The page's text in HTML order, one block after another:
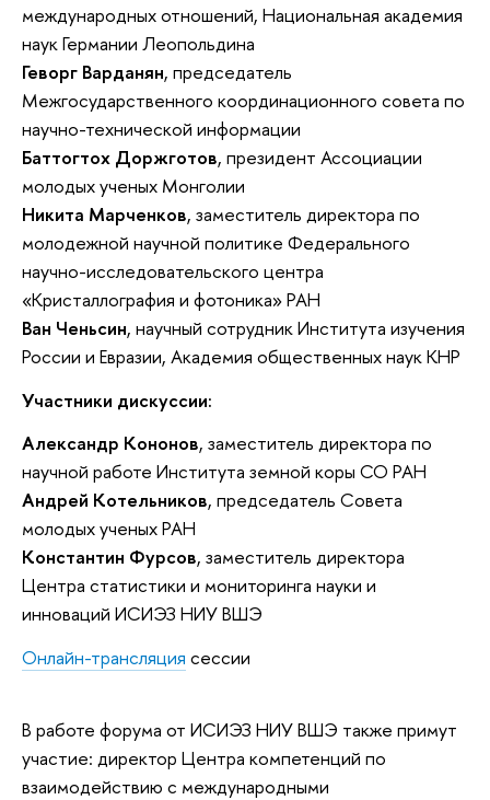
международных отношений, Национальная академия
наук Германии Леопольдина
Геворг Варданян, председатель
Межгосударственного координационного совета по
научно-технической информации
Баттогтох Доржготов, президент Ассоциации
молодых ученых Монголии
Никита Марченков, заместитель директора по
молодежной научной политике Федерального
научно-исследовательского центра
«Кристаллография и фотоника» РАН
Ван Ченьсин, научный сотрудник Института изучения
России и Евразии, Академия общественных наук КНР
Участники дискуссии:
Александр Кононов, заместитель директора по
научной работе Института земной коры СО РАН
Андрей Котельников, председатель Совета
молодых ученых РАН
Константин Фурсов, заместитель директора
Центра статистики и мониторинга науки и
инноваций ИСИЭЗ НИУ ВШЭ
Онлайн-трансляция сессии
В работе форума от ИСИЭЗ НИУ ВШЭ также примут
участие: директор Центра компетенций по
взаимодействию с международными